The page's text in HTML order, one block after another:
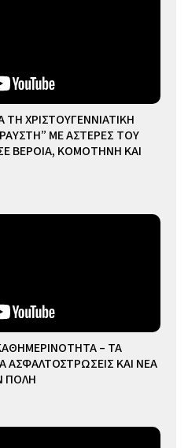
ΧΡΙΣΤΟΥΓΕΝΝΙΑΤΙΚΗ
ΜΕ ΑΣΤΕΡΕΣ ΤΟΥ
ΒΕΡΟΙΑ, ΚΟΜΟΤΗΝΗ ΚΑΙ
– ΤΑ
ΑΣΦΑΛΤΟΣΤΡΩΣΕΙΣ ΚΑΙ ΝΕΑ
ΠΟΛΗ